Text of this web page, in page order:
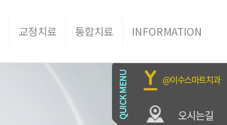
교정치료 통합치료 INFORMATION